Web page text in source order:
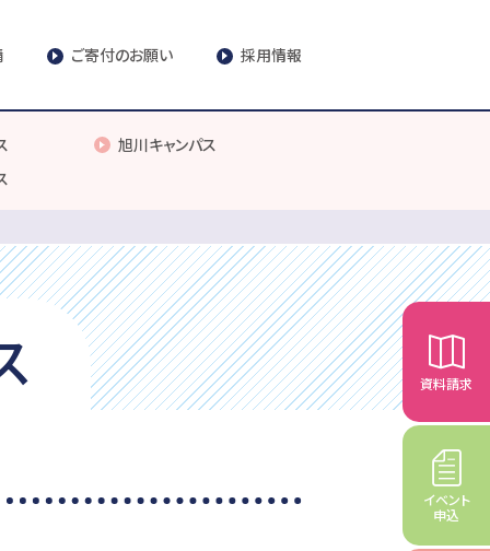
ご寄付のお願い 採用情報
旭川キャンパス
資料請求
イベント
申込